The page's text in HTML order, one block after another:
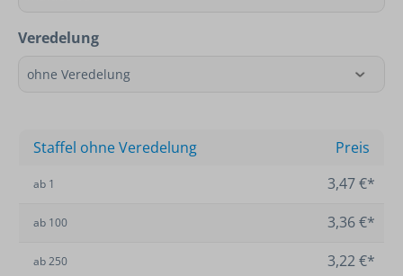
Veredelung
Staffel ohne Veredelung Preis
ab 1 3,47 €*
ab 100 3,36 €*
ab250 3,22 €*